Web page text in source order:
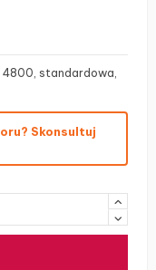
4800, standardowa,
Skonsultuj